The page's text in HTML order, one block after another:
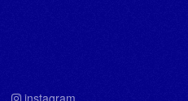
instagram